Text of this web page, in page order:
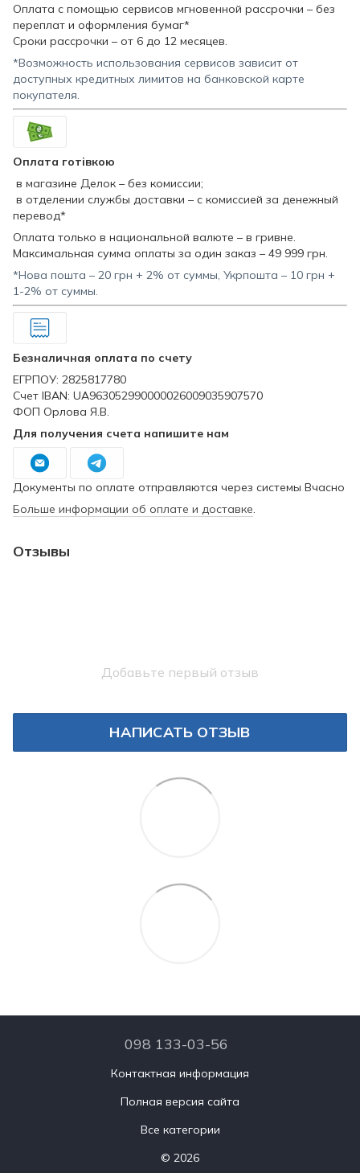
Оплата с помощью сервисов мгновенной рассрочки – без
переплат и оформления бумаг*
Сроки рассрочки – от 6 до 12 месяцев.
*Возможность использования сервисов зависит от
доступных кредитных лимитов на банковской карте
покупателя.
Оплата готівкою
в магазине Делок – без комиссии;
в отделении службы доставки – с комиссией за денежный
перевод*
Оплата только в национальной валюте – в гривне.
Максимальная сумма оплаты за один заказ – 49 999 грн.
*Нова пошта – 20 грн + 2% от суммы, Укрпошта – 10 грн +
1-2% от суммы.
Безналичная оплата по счету
ЕГРПОУ: 2825817780
Счет IBAN: UA963052990000026009035907570
ФОП Орлова Я.В.
Для получения счета напишите нам
Документы по оплате отправляются через системы Вчасно
Больше информации об оплате и доставке.
Отзывы
Добавьте первый отзыв
НАПИСАТЬ ОТЗЫВ
098 133-03-56
Контактная информация
Полная версия сайта
Все категории
© 2026